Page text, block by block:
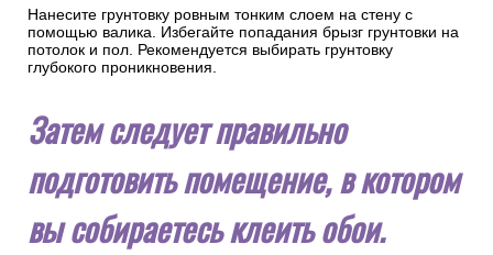
Нанесите грунтовку ровным тонким слоем на стену с
помощью валика. Избегайте попадания брызг грунтовки на
потолок и пол. Рекомендуется выбирать грунтовку
глубокого проникновения.
Затем следует правильно
подготовить помещение, в котором
вы собираетесь клеить обои.